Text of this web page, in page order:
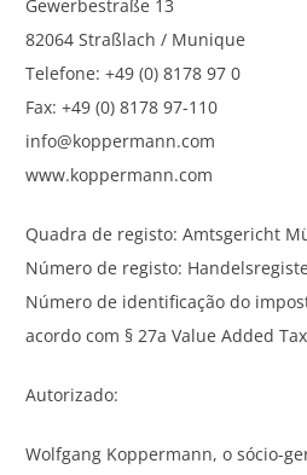
Gewerbestraße 13
82064 Straßlach / Munique
Telefone: +49 (0) 8178 97 0
Fax: +49 (0) 8178 97-110
info@koppermann.com
www.koppermann.com
Quadra de registo: Amtsgericht
Número de registo:
Número de identificação do
acordo com § 27a Value Added
Autorizado:
Wolfgang Koppermann, o sócio-